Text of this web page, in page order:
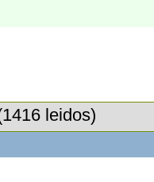
leidos)